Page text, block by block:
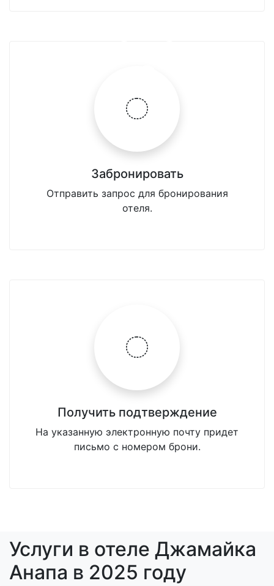
Забронировать
Отправить запрос для бронирования
отеля.
Получить подтверждение
На указанную электронную почту придет
письмо с номером брони.
Услуги в отеле Джамайка
Анапа в 2025 году